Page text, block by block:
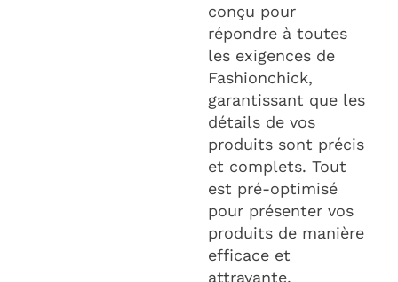
conçu pour
répondre à toutes
les exigences de
Fashionchick,
garantissant que les
détails de vos
produits sont précis
et complets. Tout
est pré-optimisé
pour présenter vos
produits de manière
efficace et
attrayante.